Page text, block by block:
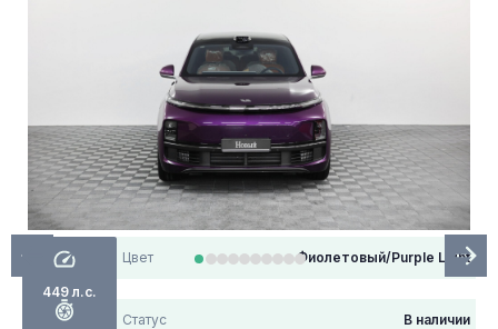
449 л.с.
Цвет Фиолетовый/Purple Light
Статус В наличии